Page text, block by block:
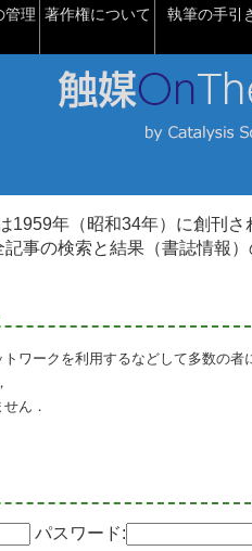
管理 著作権について 執筆の手引
1959年（昭和34年）に創刊さ
事の検索と結果（書誌情報
ワークを利用するなどして多数の者
ん．
パスワード: